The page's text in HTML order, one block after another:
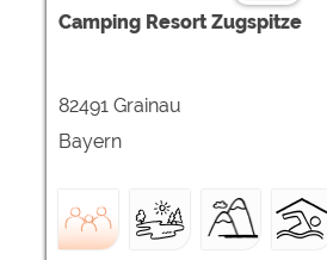
Camping Resort Zugspitze
82491 Grainau
Bayern